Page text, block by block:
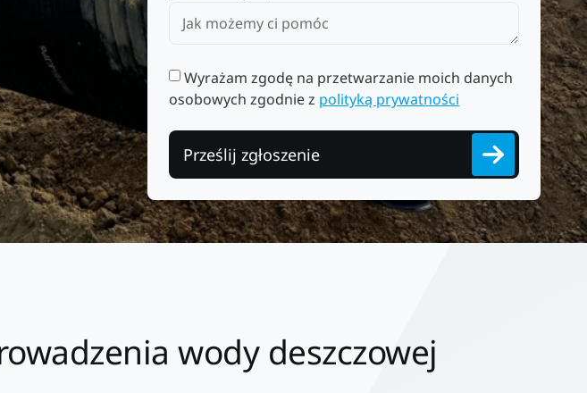
Wyrażam zgodę na przetwarzanie moich danych
osobowych zgodnie z polityką prywatności
Prześlij zgłoszenie
wody deszczowej